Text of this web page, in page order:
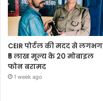
CEIR पोर्टल की मदद से लगभग
₹5 लाख मूल्य के 20 मोबाइल
फोन बरामद
1 week ago